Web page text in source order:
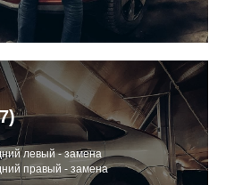
левый - замена
правый - замена